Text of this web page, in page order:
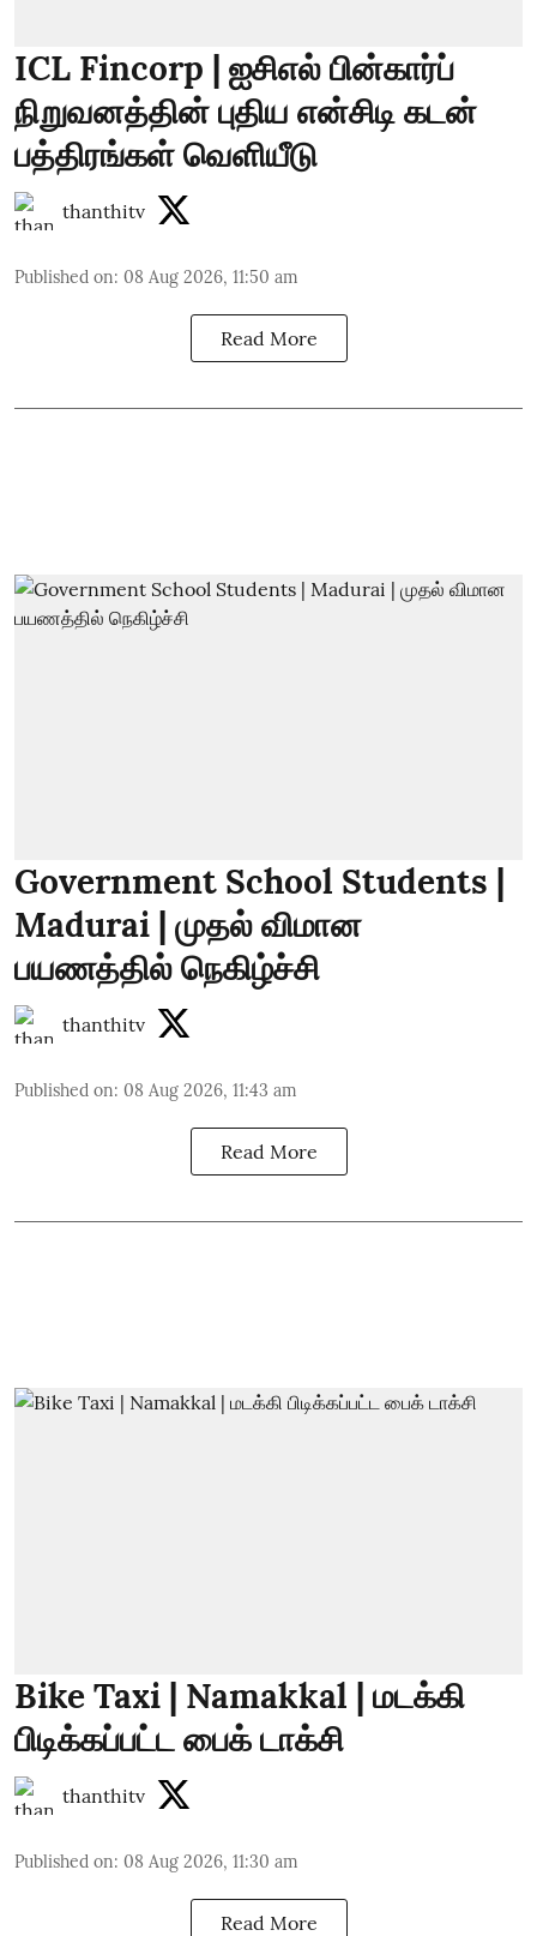
ICL Fincorp | ஐசிஎல் பின்கார்ப்
நிறுவனத்தின் புதிய என்சிடி கடன்
பத்திரங்கள் வெளியீடு
thanthitv
Published on: 08 Aug 2026, 11:50 am
Read More
Government School Students |
Madurai | முதல் விமான
பயணத்தில் நெகிழ்ச்சி
thanthitv
Published on: 08 Aug 2026, 11:43 am
Read More
Bike Taxi | Namakkal | மடக்கி
பிடிக்கப்பட்ட பைக் டாக்சி
thanthitv
Published on: 08 Aug 2026, 11:30 am
Read More